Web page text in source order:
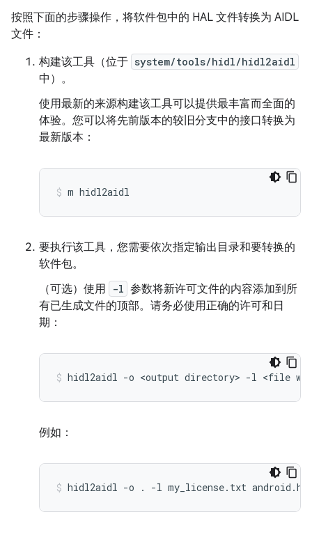
按照下面的步骤操作，将软件包中的 HAL 文件转换为 AIDL
文件：
构建该工具（位于 system/tools/hidl/hidl2aidl
中）。
使用最新的来源构建该工具可以提供最丰富而全面的
体验。您可以将先前版本的较旧分支中的接口转换为
最新版本：
m hidl2aidl
要执行该工具，您需要依次指定输出目录和要转换的
软件包。
（可选）使用
-l 参数将新许可文件的内容添加到所
有已生成文件的顶部。请务必使用正确的许可和日
期：
hidl2aidl -o <output directory> -l <file
例如：
hidl2aidl -o . -l my_license.txt